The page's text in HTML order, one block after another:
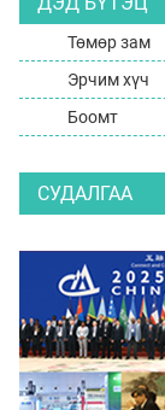
Төмөр зам
Эрчим хүч
Боомт
СУДАЛГАА